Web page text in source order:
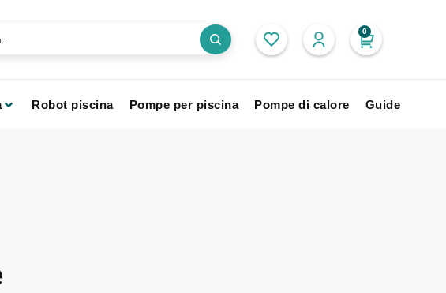
0
Robot piscina Pompe per piscina Pompe di calore Guide